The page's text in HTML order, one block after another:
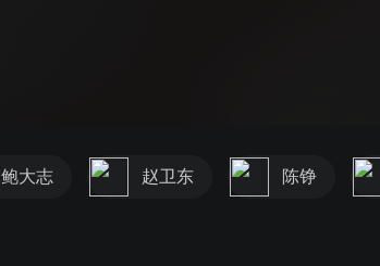
鲍大志 赵卫东 陈铮